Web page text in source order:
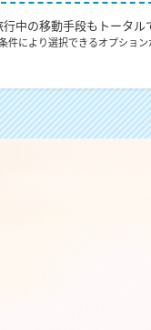
行中の移動手段もトータル
件により選択できるオプション